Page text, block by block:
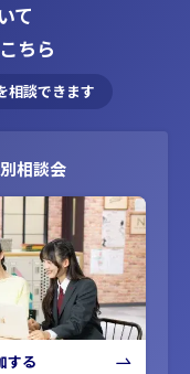
て
ちら
相談できます
相談会
する